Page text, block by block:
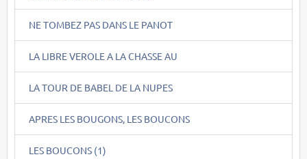
NE TOMBEZ PAS DANS LE PANOT
LA LIBRE VEROLE A LA CHASSE AU
LA TOUR DE BABEL DE LA NUPES
APRES LES BOUGONS, LES BOUCONS
LES BOUCONS (1)